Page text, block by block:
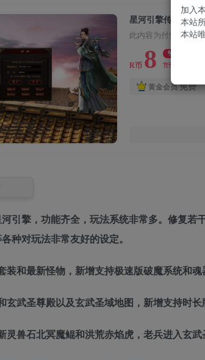
此内容为付费资源，
R币 8 R币
黄金会员 免费
引擎，功能齐全，玩法系统非常多。修复若
种对玩法非常友好的设定。
装和最新怪物，新增支持极速版破魔系统和魂
玄武圣尊殿以及玄武圣域地图，新增支持时长
灵兽石北冥魔鲲和洪荒赤焰虎，老兵进入玄武
加入
本站
本站